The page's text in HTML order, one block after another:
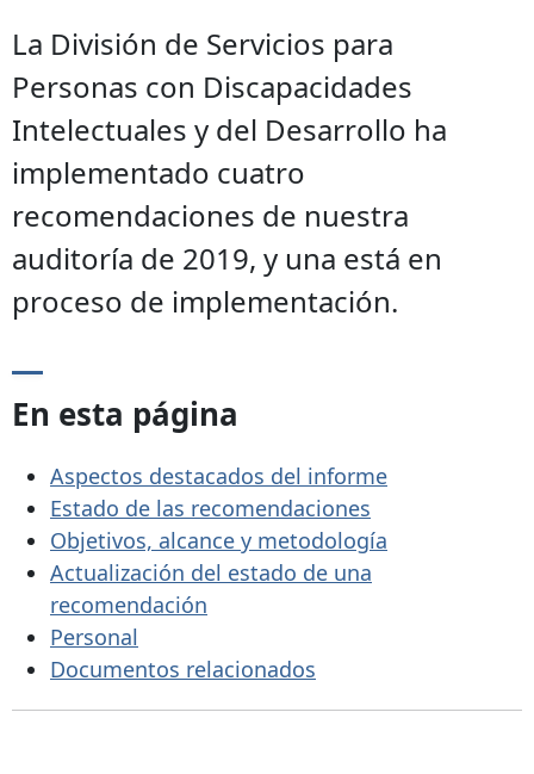
La División de Servicios para
Personas con Discapacidades
Intelectuales y del Desarrollo ha
implementado cuatro
recomendaciones de nuestra
auditoría de 2019, y una está en
proceso de implementación.
En esta página
Aspectos destacados del informe
Estado de las recomendaciones
Objetivos, alcance y metodología
Actualización del estado de una
recomendación
Personal
Documentos relacionados